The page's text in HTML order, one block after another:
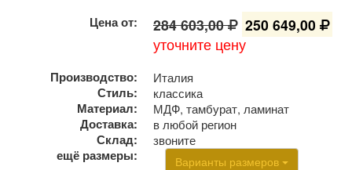
Цена от:
284 603,00
250 649,00
уточните цену
Производство:
Италия
Стиль:
классика
Материал:
МДФ, тамбурат, ламинат
Доставка:
в любой регион
Склад:
звоните
ещё размеры:
Варианты размеров